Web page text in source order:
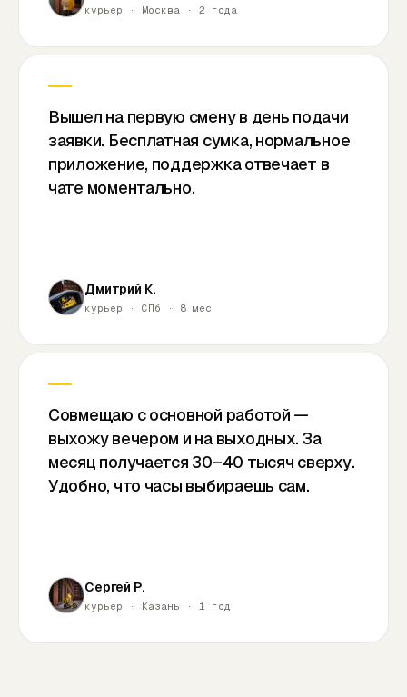
курьер · Москва · 2 года
Вышел на первую смену в день подачи
заявки. Бесплатная сумка, нормальное
приложение, поддержка отвечает в
чате моментально.
Дмитрий К.
курьер · СПб · 8 мес
Совмещаю с основной работой —
выхожу вечером и на выходных. За
месяц получается 30–40 тысяч сверху.
Удобно, что часы выбираешь сам.
Сергей Р.
курьер · Казань · 1 год